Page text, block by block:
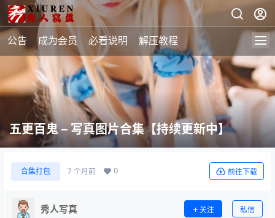
公告 成为会员 必看说明 解压教程
五更百鬼 – 写真图片合集【持续更新中】
合集打包 7 个月前 0 前往下载
秀人写真 关注 私信